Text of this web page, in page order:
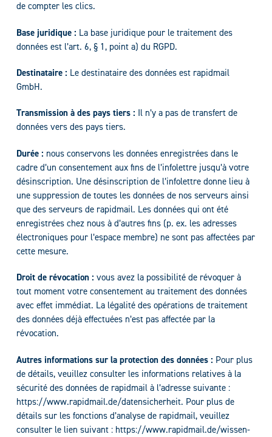
de compter les clics.
Base juridique : La base juridique pour le traitement des
données est l’art. 6, § 1, point a) du RGPD.
Destinataire : Le destinataire des données est rapidmail
GmbH.
Transmission à des pays tiers : Il n’y a pas de transfert de
données vers des pays tiers.
Durée : nous conservons les données enregistrées dans le
cadre d’un consentement aux fins de l’infolettre jusqu’à votre
désinscription. Une désinscription de l’infolettre donne lieu à
une suppression de toutes les données de nos serveurs ainsi
que des serveurs de rapidmail. Les données qui ont été
enregistrées chez nous à d’autres fins (p. ex. les adresses
électroniques pour l’espace membre) ne sont pas affectées par
cette mesure.
Droit de révocation : vous avez la possibilité de révoquer à
tout moment votre consentement au traitement des données
avec effet immédiat. La légalité des opérations de traitement
des données déjà effectuées n’est pas affectée par la
révocation.
Autres informations sur la protection des données : Pour plus
de détails, veuillez consulter les informations relatives à la
sécurité des données de rapidmail à l’adresse suivante :
https://www.rapidmail.de/datensicherheit. Pour plus de
détails sur les fonctions d’analyse de rapidmail, veuillez
consulter le lien suivant : https://www.rapidmail.de/wissen-